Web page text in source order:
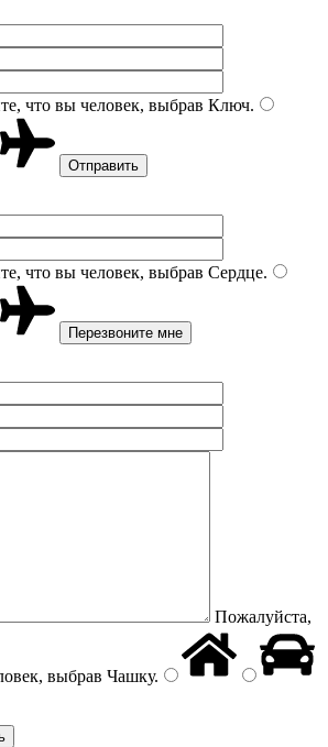
что вы человек, выбрав Ключ.
что вы человек, выбрав Сердце.
Пожалуйста,
выбрав Чашку.